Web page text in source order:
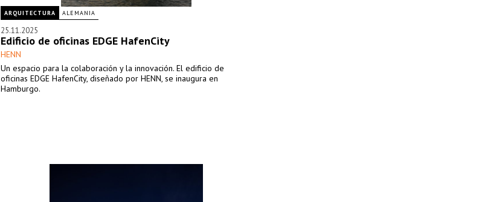
ARQUITECTURA ALEMANIA
25.11.2025
Edificio de oficinas EDGE HafenCity
HENN
Un espacio para la colaboración y la innovación. El edificio de
oficinas EDGE HafenCity, diseñado por HENN, se inaugura en
Hamburgo.